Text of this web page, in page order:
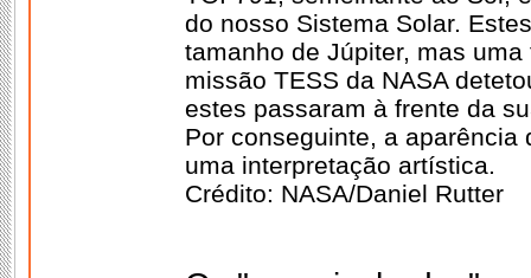
do nosso Sistema Solar.
tamanho de Júpiter, mas
missão TESS da NASA
estes passaram à frente da
Por conseguinte, a
uma interpretação artística.
Crédito: NASA/Daniel Rutter